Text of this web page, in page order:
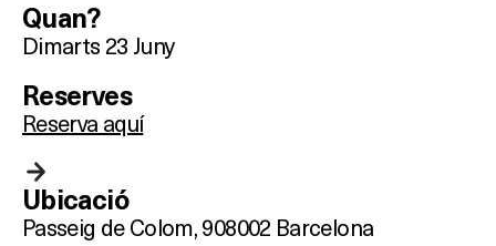
Quan?
Dimarts 23 Juny
Reserves
Reserva aquí
Ubicació
Passeig de Colom, 908002 Barcelona